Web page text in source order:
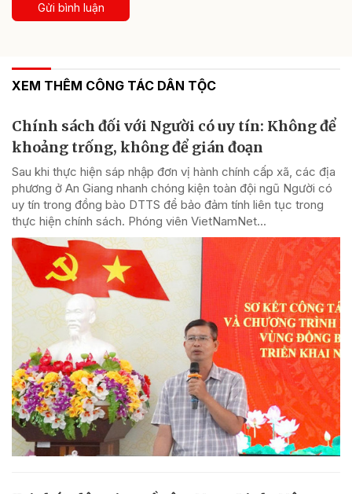
Gửi bình luận
XEM THÊM CÔNG TÁC DÂN TỘC
Chính sách đối với Người có uy tín: Không để
khoảng trống, không để gián đoạn
Sau khi thực hiện sáp nhập đơn vị hành chính cấp xã, các địa
phương ở An Giang nhanh chóng kiện toàn đội ngũ Người có
uy tín trong đồng bào DTTS để bảo đảm tính liên tục trong
thực hiện chính sách. Phóng viên VietNamNet...